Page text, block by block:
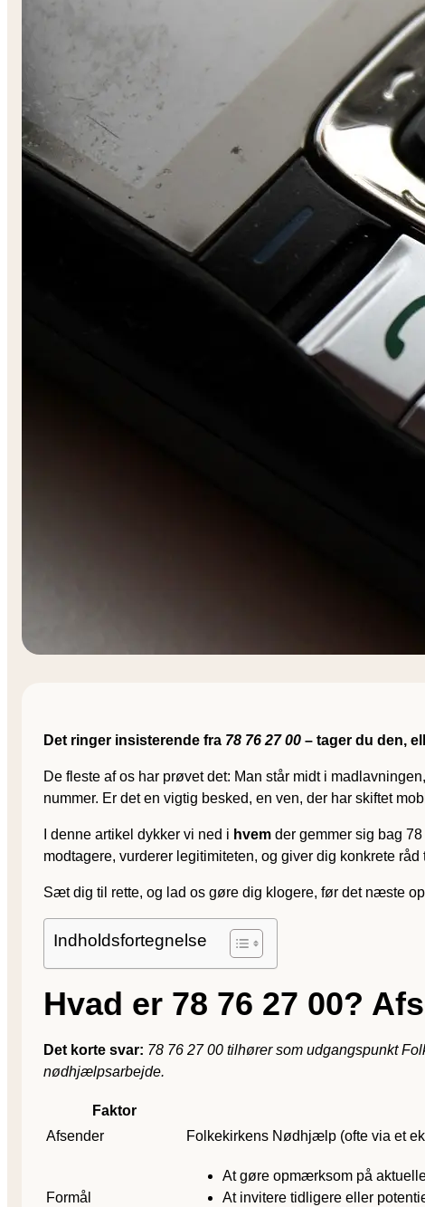
Det ringer insisterende fra 78 76 27 00 – tager du den,
De fleste af os har prøvet det: Man står midt i
nummer. Er det en vigtig besked, en ven, der har skiftet
I denne artikel dykker vi ned i hvem der gemmer sig bag
modtagere, vurderer legitimiteten, og giver dig konkrete
Sæt dig til rette, og lad os gøre dig klogere, før det næste
Indholdsfortegnelse
Hvad er 78 76 27 00?
Det korte svar: 78 76 27 00 tilhører som udgangspunkt
nødhjælpsarbejde.
Faktor
Afsender
Folkekirkens Nødhjælp (ofte via et
Formål
At gøre opmærksom på
At invitere tidligere eller